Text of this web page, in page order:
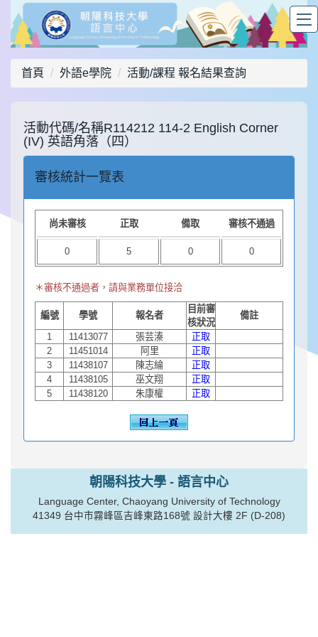
首頁 外語e學院 活動/課程 報名結果查詢
活動代碼/名稱R114212 114-2 English Corner
(IV) 英語角落（四）
審核統計一覽表
尚未審核 正取 備取 審核不通過
0 5 0 0
＊審核不通過者，請與業務單位接洽
編號 學號 報名者
目前審
核狀況
備註
1
11413077 張芸溱
正取
2
11451014 阿里
正取
3
11438107 陳志綸
正取
4
11438105 巫文翔
正取
5
11438120 朱康權 正取
朝陽科技大學 - 語言中心
Language Center, Chaoyang University of Technology
41349 台中市霧峰區吉峰東路168號 設計大樓 2F (D-208)